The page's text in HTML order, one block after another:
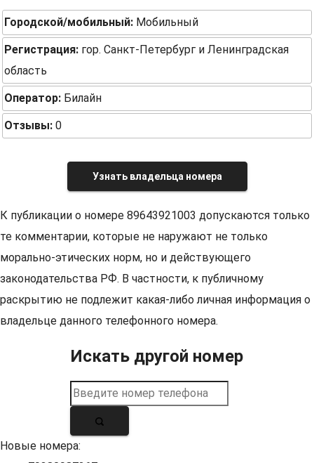
Городской/мобильный: Мобильный
Регистрация: гор. Санкт-Петербург и Ленинградская
область
Оператор: Билайн
Отзывы: 0
Узнать владельца номера
К публикации о номере 89643921003 допускаются только
те комментарии, которые не наружают не только
морально-этических норм, но и действующего
законодательства РФ. В частности, к публичному
раскрытию не подлежит какая-либо личная информация о
владельце данного телефонного номера.
Искать другой номер
Новые номера: